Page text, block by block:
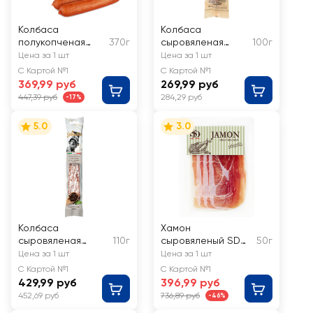
Колбаса
полукопченая
NATURA
Классическая
370г
Цена за 1 шт
С Картой №1
369,99 руб
447,39 руб -17%
Колбаса
сыровяленая
ОХОТНЫЙ РЯД
Фрусто
100г
Цена за 1 шт
С Картой №1
269,99 руб
284,29 руб
5.0
Колбаса
сыровяленая
SOLEMICI
Нострано с
кампотским
перцем
110г
Цена за 1 шт
С Картой №1
429,99 руб
452,69 руб
3.0
Хамон
сыровяленый SD
Gran Reserva из
свинины, нарезка
50г
Цена за 1 шт
С Картой №1
396,99 руб
736,89 руб -46%